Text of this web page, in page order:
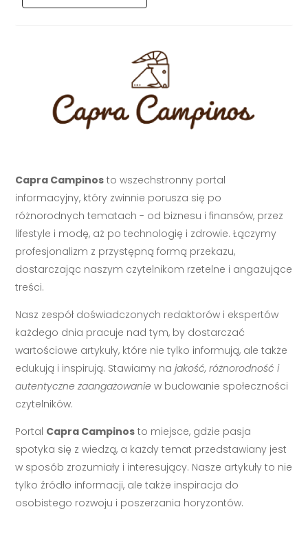
Capra Campinos to wszechstronny portal
informacyjny, który zwinnie porusza się po
różnorodnych tematach - od biznesu i finansów, przez
lifestyle i modę, aż po technologię i zdrowie. Łączymy
profesjonalizm z przystępną formą przekazu,
dostarczając naszym czytelnikom rzetelne i angażujące
treści.
Nasz zespół doświadczonych redaktorów i ekspertów
każdego dnia pracuje nad tym, by dostarczać
wartościowe artykuły, które nie tylko informują, ale także
edukują i inspirują. Stawiamy najakość, różnorodność i
autentyczne zaangażowanie w budowanie społeczności
czytelników.
Portal Capra Campinos to miejsce, gdzie pasja
spotyka się z wiedzą, a każdy temat przedstawiany jest
w sposób zrozumiały i interesujący. Nasze artykuły to nie
tylko źródło informacji, ale także inspiracja do
osobistego rozwoju i poszerzania horyzontów.